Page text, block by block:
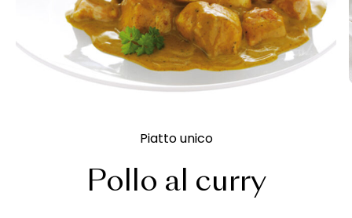
Piatto unico
Pollo al curry